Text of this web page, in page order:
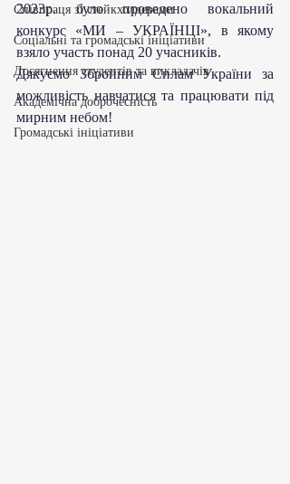
Співпраця зі стейкхолдерами
Соціальні та громадські ініціативи
Досягнення студентів та викладачів
Академічна доброчесність
Громадські ініціативи
2023р. було проведено вокальний
конкурс «МИ – УКРАЇНЦІ», в якому
взяло участь понад 20 учасників.
Дякуємо Збройним Силам України за
можливість навчатися та працювати під
мирним небом!